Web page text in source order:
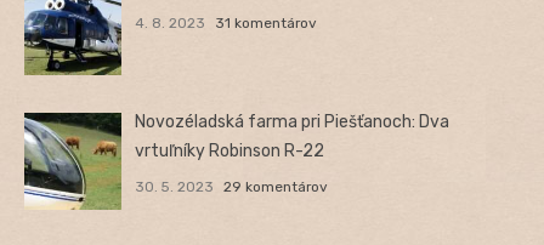
4. 8. 2023 31 komentárov
Novozéladská farma pri Piešťanoch: Dva
vrtuľníky Robinson R-22
30. 5. 2023 29 komentárov